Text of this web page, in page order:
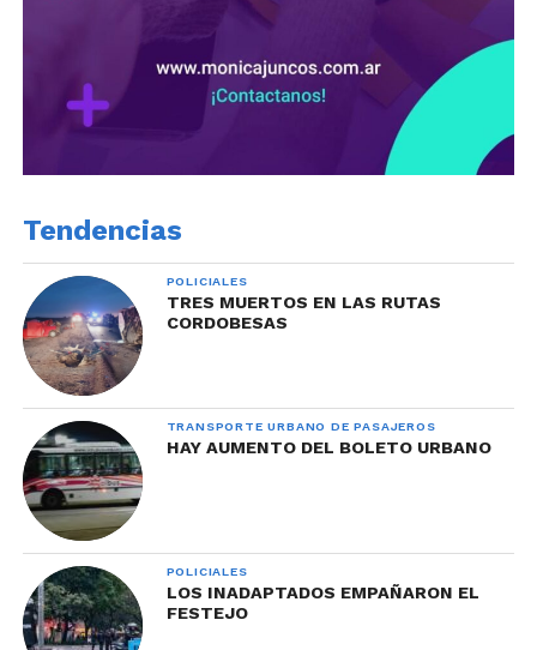
Tendencias
POLICIALES
TRES MUERTOS EN LAS RUTAS
CORDOBESAS
TRANSPORTE URBANO DE PASAJEROS
HAY AUMENTO DEL BOLETO URBANO
POLICIALES
LOS INADAPTADOS EMPAÑARON EL
FESTEJO